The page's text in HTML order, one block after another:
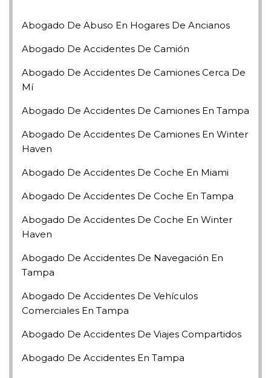
Abogado De Abuso En Hogares De Ancianos
Abogado De Accidentes De Camión
Abogado De Accidentes De Camiones Cerca De
Mí
Abogado De Accidentes De Camiones En Tampa
Abogado De Accidentes De Camiones En Winter
Haven
Abogado De Accidentes De Coche En Miami
Abogado De Accidentes De Coche En Tampa
Abogado De Accidentes De Coche En Winter
Haven
Abogado De Accidentes De Navegación En
Tampa
Abogado De Accidentes De Vehículos
Comerciales En Tampa
Abogado De Accidentes De Viajes Compartidos
Abogado De Accidentes En Tampa